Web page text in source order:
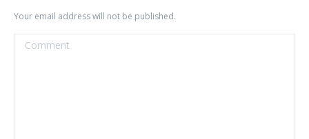
Your email address will not be published.
Comment